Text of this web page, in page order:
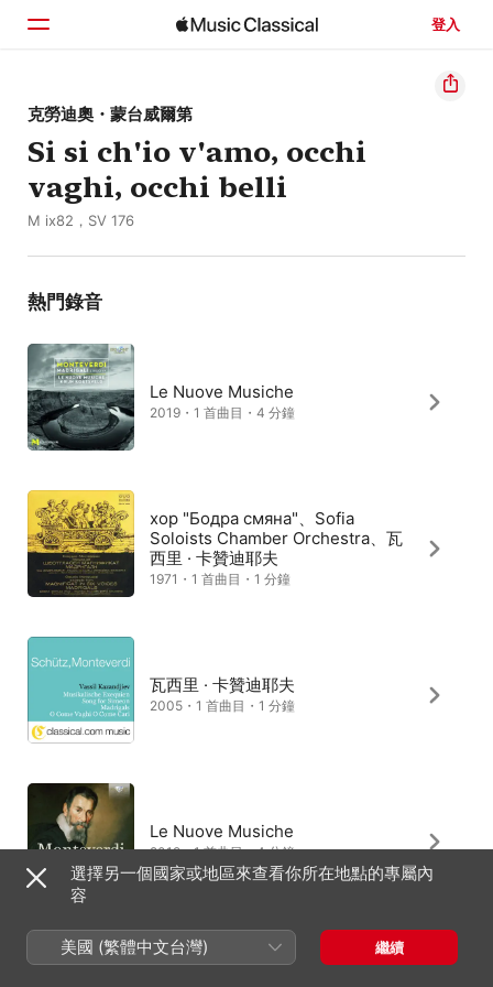
登入
首頁
瀏覽
搜尋
克勞迪奧・蒙台威爾第
Si si ch'io v'amo, occhi
vaghi, occhi belli
M ix82，SV 176
熱門錄音
Le Nuove Musiche
2019・1 首曲目・4 分鐘
хор "Бодра смяна"、Sofia
Soloists Chamber Orchestra、瓦
西里 · 卡贊迪耶夫
1971・1 首曲目・1 分鐘
瓦西里 · 卡贊迪耶夫
2005・1 首曲目・1 分鐘
Le Nuove Musiche
2019・1 首曲目・4 分鐘
選擇另一個國家或地區來查看你所在地點的專屬內
容
美國 (繁體中文台灣) 繼續